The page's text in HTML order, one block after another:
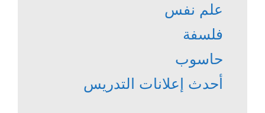
علم نفس
فلسفة
حاسوب
أحدث إعلانات التدريس